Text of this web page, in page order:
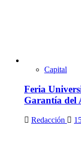
Capital
Feria
Garantía del
Redacción